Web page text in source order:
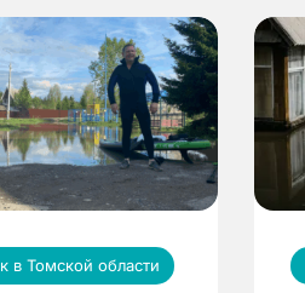
в Томской области